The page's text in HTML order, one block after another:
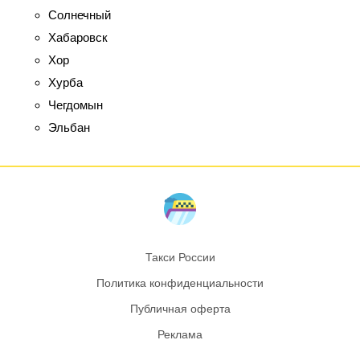
Солнечный
Хабаровск
Хор
Хурба
Чегдомын
Эльбан
Такси России
Политика конфиденциальности
Публичная оферта
Реклама